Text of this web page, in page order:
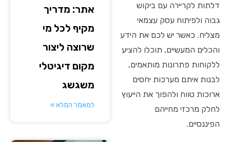
דלתות לקריירה עם ביקוש
גבוה ולפיתוח עסק עצמאי
מצליח. כאשר יש לכם את הידע
והכלים המעשיים, תוכלו להציע
ללקוחות פתרונות מותאמים,
לבנות איתם מערכות יחסים
ארוכות טווח ולהפוך את הייעוץ
לחלק מרכזי מחייהם
הפיננסיים.
אתר: מדריך
מקיף לכל מי
שרוצה ליצור
מקום דיגיטלי
משגשג
למאמר המלא »